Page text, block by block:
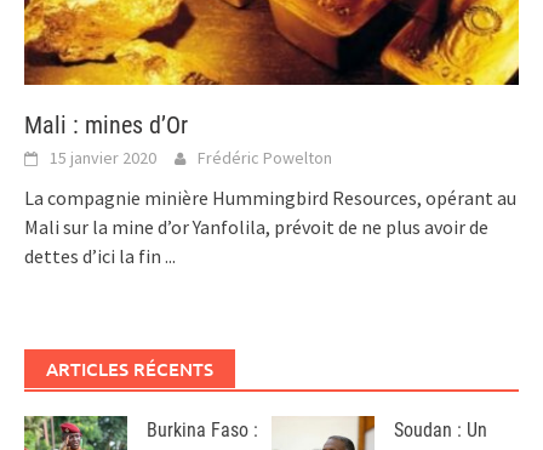
Mali : mines d’Or
15 janvier 2020 Frédéric Powelton
La compagnie minière Hummingbird Resources, opérant au
Mali sur la mine d’or Yanfolila, prévoit de ne plus avoir de
dettes d’ici la fin ...
ARTICLES RÉCENTS
Burkina Faso :
Soudan : Un